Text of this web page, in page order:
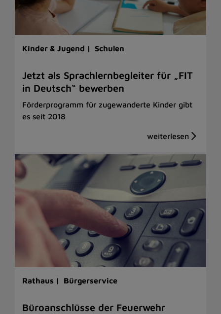
Kinder & Jugend | Schulen
Jetzt als Sprachlernbegleiter für „FIT
in Deutsch“ bewerben
Förderprogramm für zugewanderte Kinder gibt
es seit 2018
Rathaus | Bürgerservice
Büroanschlüsse der Feuerwehr